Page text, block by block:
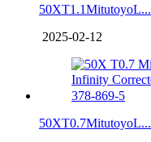
50XT1.1MitutoyoL...
2025-02-12
50XT0.7MitutoyoL...